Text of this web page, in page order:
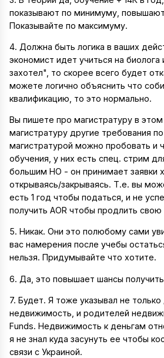
показывают по минимуму, повышают
Показывайте по максимуму.
4. Должна быть логика в ваших
экономист идет учиться на биолога
захотел", то скорее всего будет
можете логично объяснить что
квалификацию, то это нормально.
Вы пишете про магистратуру в
магистратуру другие требования
магистратурой можно пробовать и
обучения, у них есть спец. стрим
большим НО - он принимает заявки
открываясь/закрываясь. Т.е. вы
есть 1 год чтобы податься, и не
получить AOR чтобы продлить
5. Никак. Они это полюбому сами
вас намерения после учебы
нельзя. Придумывайте что хотите.
6. Да, это повышает шансы
7. Будет. Я тоже указывал не
недвижимость, и родителей
Funds. Недвижимость к деньгам
я не знал куда засунуть ее чтобы
связи с Украиной.